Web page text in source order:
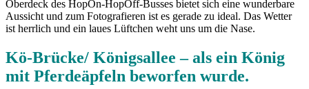
Oberdeck des HopOn-HopOff-Busses bietet sich eine wunderbare
Aussicht und zum Fotografieren ist es gerade zu ideal. Das Wetter
ist herrlich und ein laues Lüftchen weht uns um die Nase.
Kö-Brücke/ Königsallee – als ein König
mit Pferdeäpfeln beworfen wurde.